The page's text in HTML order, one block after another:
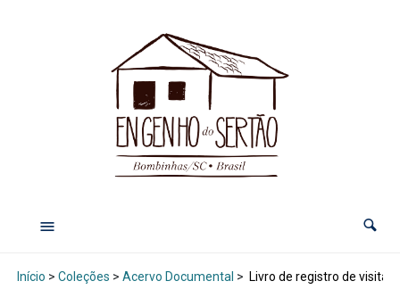
Início > Coleções > Acervo Documental > Livro de registro de